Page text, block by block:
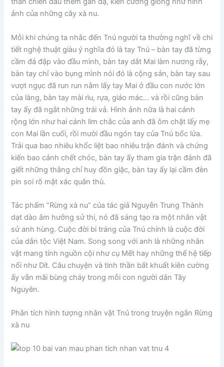
ảnh của những cây xà nu.
Mỗi khi chúng ta nhắc đến Tnú người ta thường nghĩ về chi
tiết nghệ thuật giàu ý nghĩa đó là tay Tnú – bàn tay đã từng
cầm đá đập vào đầu mình, bàn tay dắt Mai làm nương rẫy,
bàn tay chỉ vào bụng mình nói đó là cộng sản, bàn tay sau
vượt ngục đã run run nắm lấy tay Mai ở đầu con nước lớn
của làng, bàn tay mài rìu, rựa, giáo mác… và rồi cũng bàn
tay ấy đã ngắt những trái vả. Hình ảnh nữa là hai cánh
rộng lớn như hai cánh lim chắc của anh đã ôm chặt lấy mẹ
con Mai lần cuối, rồi mười đầu ngón tay của Tnú bốc lửa.
Trải qua bao nhiêu khốc liệt bao nhiêu trận đánh và chứng
kiến bao cảnh chết chóc, bàn tay ấy tham gia trận đánh đã
giết những thằng chỉ huy đồn giặc, bàn tay ấy lại cầm đèn
pin soi rõ mặt xác quân thù.
Tác phẩm ”Rừng xà nu” của tác giả Nguyễn Trung Thành
dạt dào âm hưởng sử thi, nó đã sáng tạo ra một nhân vật
sử anh hùng. Cuộc đời bi tráng của Tnú chính là cuộc đời
của dân tộc Việt Nam. Song song với anh là những nhân
vật mang tính nguồn cội như cụ Mết hay những thế hệ tiếp
nối như Dít. Câu chuyện và tinh thần bất khuất kiên cường
ấy vẫn mãi bùng cháy trong mỗi con người dân Tây
Nguyên.
Phân tích hình tượng nhân vật Tnú trong truyện ngắn Rừng
xà nu